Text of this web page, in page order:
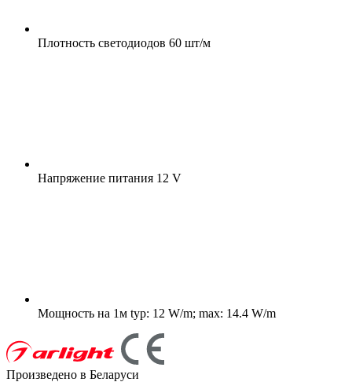
Плотность светодиодов 60 шт/м
Напряжение питания 12 V
Мощность на 1м typ: 12 W/m; max: 14.4 W/m
Произведено в Беларуси